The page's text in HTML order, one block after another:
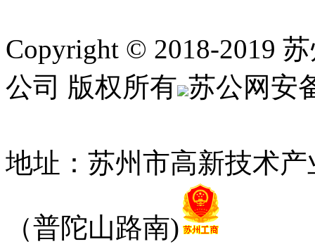
Copyright © 2018-2019
公司 版权所有 苏公网安
地址：苏州市高新技术
（普陀山路南)